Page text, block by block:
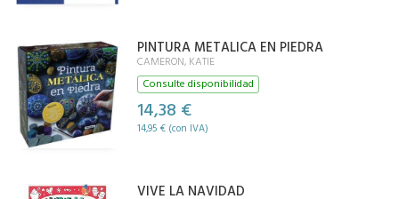
PINTURA METALICA EN PIEDRA
CAMERON, KATIE
Consulte disponibilidad
14,38 €
14,95 € (con IVA)
VIVE LA NAVIDAD